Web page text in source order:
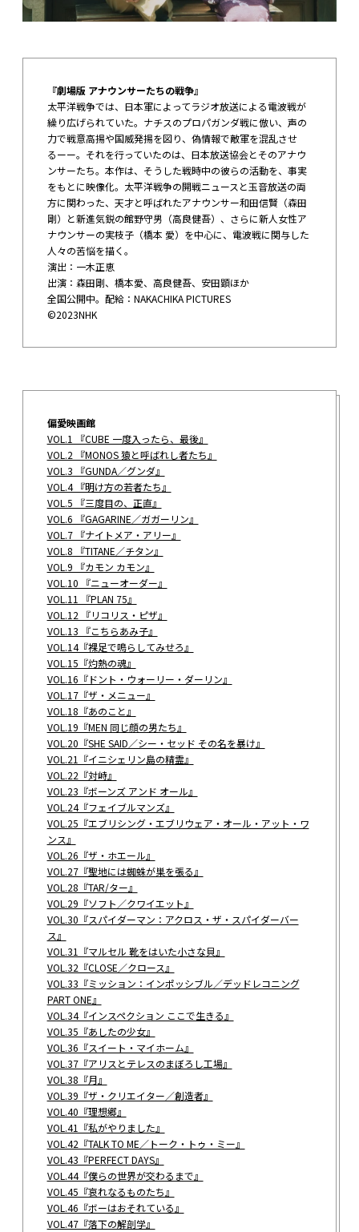
『劇場版 アナウンサーたちの戦争』
太平洋戦争では、日本軍によってラジオ放送による電波戦が
繰り広げられていた。ナチスのプロパガンダ戦に倣い、声の
力で戦意高揚や国威発揚を図り、偽情報で敵軍を混乱させ
るーー。それを行っていたのは、日本放送協会とそのアナウ
ンサーたち。本作は、そうした戦時中の彼らの活動を、事実
をもとに映像化。太平洋戦争の開戦ニュースと玉音放送の両
方に関わった、天才と呼ばれたアナウンサー和田信賢（森田
剛）と新進気鋭の館野守男（高良健吾）、さらに新人女性ア
ナウンサーの実枝子（橋本 愛）を中心に、電波戦に関与した
人々の苦悩を描く。
演出：一木正恵
出演：森田剛、橋本愛、高良健吾、安田顕ほか
全国公開中。配給：NAKACHIKA PICTURES
©︎2023NHK
偏愛映画館
VOL.1 『CUBE 一度入ったら、最後』
VOL.2 『MONOS 猿と呼ばれし者たち』
VOL.3 『GUNDA／グンダ』
VOL.4 『明け方の若者たち』
VOL.5 『三度目の、正直』
VOL.6 『GAGARINE／ガガーリン』
VOL.7 『ナイトメア・アリー』
VOL.8 『TITANE／チタン』
VOL.9 『カモン カモン』
VOL.10 『ニューオーダー』
VOL.11 『PLAN 75』
VOL.12 『リコリス・ピザ』
VOL.13 『こちらあみ子』
VOL.14『裸足で鳴らしてみせろ』
VOL.15『灼熱の魂』
VOL.16『ドント・ウォーリー・ダーリン』
VOL.17『ザ・メニュー』
VOL.18『あのこと』
VOL.19『MEN 同じ顔の男たち』
VOL.20『SHE SAID／シー・セッド その名を暴け』
VOL.21『イニシェリン島の精霊』
VOL.22『対峙』
VOL.23『ボーンズ アンド オール』
VOL.24『フェイブルマンズ』
VOL.25『エブリシング・エブリウェア・オール・アット・ワ
ンス』
VOL.26『ザ・ホエール』
VOL.27『聖地には蜘蛛が巣を張る』
VOL.28『TAR/ター』
VOL.29『ソフト／クワイエット』
VOL.30『スパイダーマン：アクロス・ザ・スパイダーバー
ス』
VOL.31『マルセル 靴をはいた小さな貝』
VOL.32『CLOSE／クロース』
VOL.33『ミッション：インポッシブル／デッドレコニング
PART ONE』
VOL.34『インスペクション ここで生きる』
VOL.35『あしたの少女』
VOL.36『スイート・マイホーム』
VOL.37『アリスとテレスのまぼろし工場』
VOL.38『月』
VOL.39『ザ・クリエイター／創造者』
VOL.40『理想郷』
VOL.41『私がやりました』
VOL.42『TALK TO ME／トーク・トゥ・ミー』
VOL.43『PERFECT DAYS』
VOL.44『僕らの世界が交わるまで』
VOL.45『哀れなるものたち』
VOL.46『ボーはおそれている』
VOL.47『落下の解剖学』